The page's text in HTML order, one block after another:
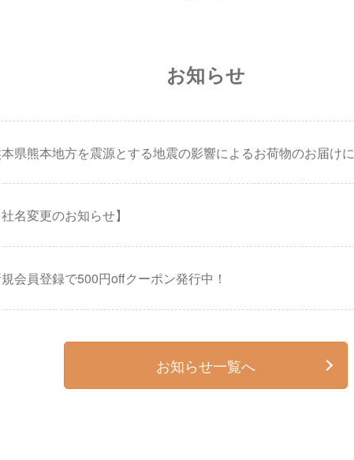
お知らせ
県熊本地方を震源とする地震の影響によるお荷物のお届け
社名変更のお知らせ】
会員登録で500円offクーポン発行中！
お知らせ一覧へ